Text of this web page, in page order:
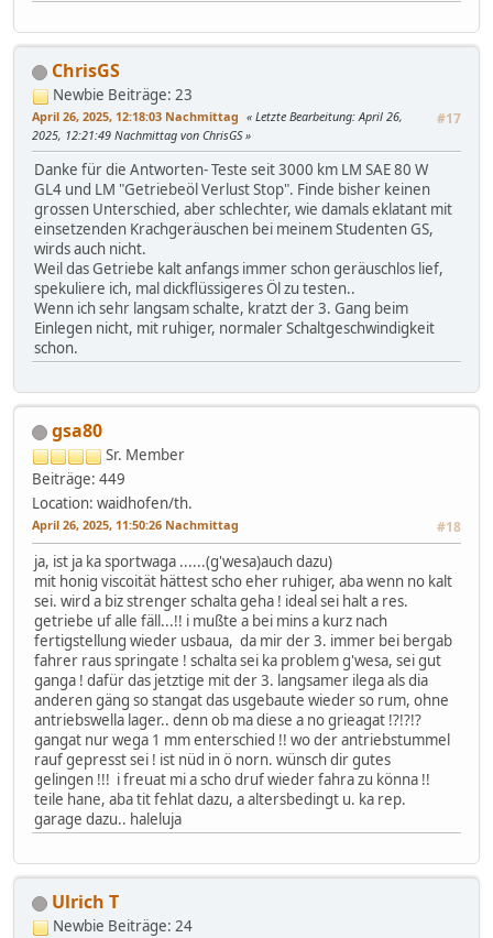
ChrisGS
Newbie Beiträge: 23
April 26, 2025, 12:18:03 Nachmittag #17
Letzte Bearbeitung: April 26,
2025, 12:21:49 Nachmittag von ChrisGS
Danke für die Antworten- Teste seit 3000 km LM SAE 80 W
GL4 und LM "Getriebeöl Verlust Stop". Finde bisher keinen
grossen Unterschied, aber schlechter, wie damals eklatant mit
einsetzenden Krachgeräuschen bei meinem Studenten GS,
wirds auch nicht.
Weil das Getriebe kalt anfangs immer schon geräuschlos lief,
spekuliere ich, mal dickflüssigeres Öl zu testen..
Wenn ich sehr langsam schalte, kratzt der 3. Gang beim
Einlegen nicht, mit ruhiger, normaler Schaltgeschwindigkeit
schon.
gsa80
Sr. Member
Beiträge: 449
Location: waidhofen/th.
April 26, 2025, 11:50:26 Nachmittag #18
ja, ist ja ka sportwaga ......(g'wesa)auch dazu)
mit honig viscoität hättest scho eher ruhiger, aba wenn no kalt
sei. wird a biz strenger schalta geha ! ideal sei halt a res.
getriebe uf alle fäll...!! i mußte a bei mins a kurz nach
fertigstellung wieder usbaua, da mir der 3. immer bei bergab
fahrer raus springate ! schalta sei ka problem g'wesa, sei gut
ganga ! dafür das jetztige mit der 3. langsamer ilega als dia
anderen gäng so stangat das usgebaute wieder so rum, ohne
antriebswella lager.. denn ob ma diese a no grieagat !?!?!?
gangat nur wega 1 mm enterschied !! wo der antriebstummel
rauf gepresst sei ! ist nüd in ö norn. wünsch dir gutes
gelingen !!! i freuat mi a scho druf wieder fahra zu könna !!
teile hane, aba tit fehlat dazu, a altersbedingt u. ka rep.
garage dazu.. haleluja
Ulrich T
Newbie Beiträge: 24